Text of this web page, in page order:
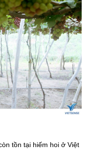
tồn tại hiếm hoi ở Việt